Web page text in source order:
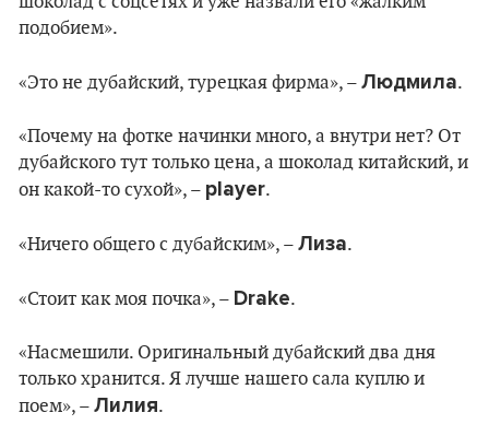
подобием».
«Это не дубайский, турецкая фирма», – Людмила.
«Почему на фотке начинки много, а внутри нет? От
дубайского тут только цена, а шоколад китайский, и
он какой-то сухой», – player.
«Ничего общего с дубайским», – Лиза.
«Стоит как моя почка», – Drake.
«Насмешили. Оригинальный дубайский два дня
только хранится. Я лучше нашего сала куплю и
поем», – Лилия.